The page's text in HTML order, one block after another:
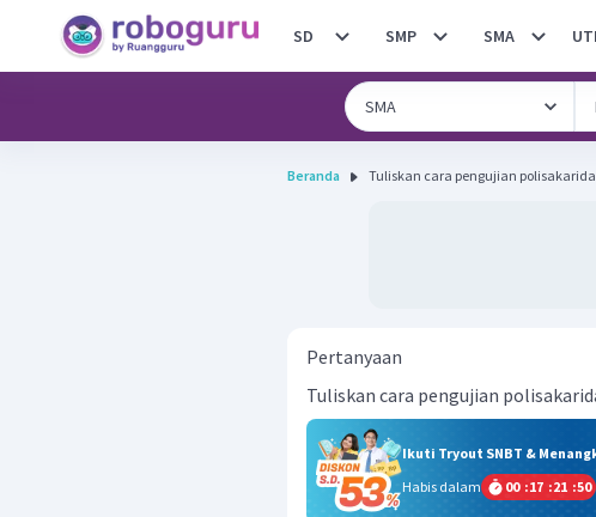
SD SMP SMA
Beranda Tuliskan cara pengujian
Pertanyaan
Tuliskan cara pengujian
Ikuti Tryout SNBT &
Habis dalam
00 :17 :21 :50